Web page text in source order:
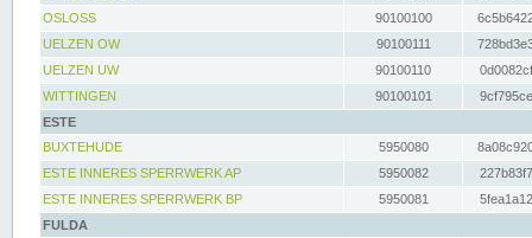
OSLOSS
90100100
UELZEN OW
90100111
UELZEN UW
90100110
WITTINGEN
90100101
ESTE
BUXTEHUDE
5950080
ESTE INNERES SPERRWERK AP
5950082
ESTE INNERES SPERRWERK BP
5950081
FULDA